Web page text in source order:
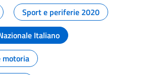
Sport e periferie 2020
Italiano
motoria